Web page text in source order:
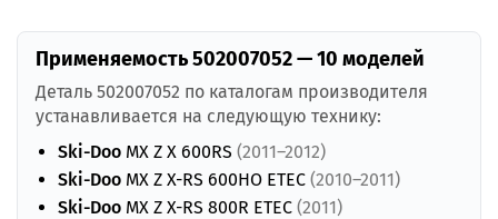
Применяемость 502007052 — 10 моделей
Деталь 502007052 по каталогам производителя
устанавливается на следующую технику:
Ski-Doo MX Z X 600RS (2011–2012)
Ski-Doo MX Z X-RS 600HO ETEC (2010–2011)
Ski-Doo MX Z X-RS 800R ETEC (2011)